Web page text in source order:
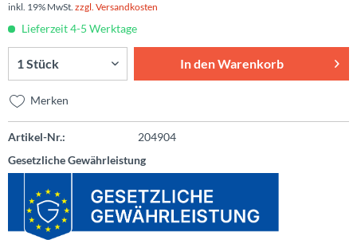
inkl. 19% MwSt. zzgl. Versandkosten
Lieferzeit 4-5 Werktage
In denWarenkorb
Merken
Artikel-Nr.:
204904
Gesetzliche Gewährleistung